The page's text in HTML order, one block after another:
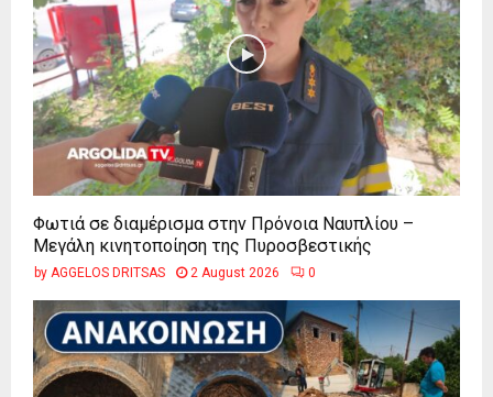
Φωτιά σε διαμέρισμα στην Πρόνοια Ναυπλίου –
Μεγάλη κινητοποίηση της Πυροσβεστικής
by AGGELOS DRITSAS 2 August 2026 0